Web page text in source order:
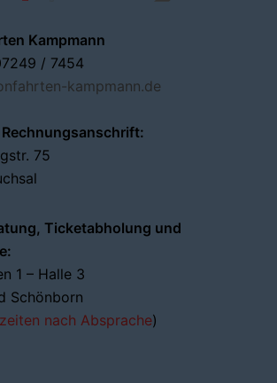
Kampmann
/ 7454
kampmann.de
Rechnungsanschrift:
75
Ticketabholung und
1 – Halle 3
Schönborn
nach Absprache)